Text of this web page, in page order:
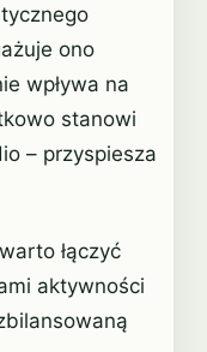
ono
wpływa na
stanowi
– przyspiesza
łączyć
aktywności